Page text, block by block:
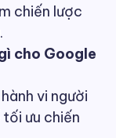
chiến lược
cho Google
vi người
ưu chiến